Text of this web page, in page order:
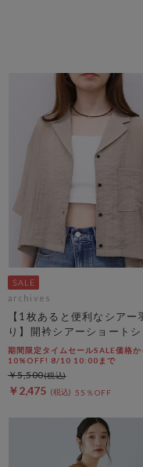
archives
【1枚あると便利なシアー
り】開衿シアーショート
期間限定タイムセールSALE価格か
10%OFF! 8/10 10:00まで
￥2,475 55％OFF
￥5,500